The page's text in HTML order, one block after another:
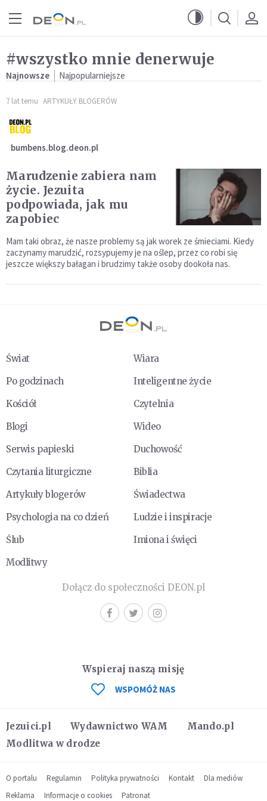
#wszystko mnie denerwuje
Najnowsze Najpopularniejsze
7 lat temu ARTYKUŁY BLOGERÓW
bumbens.blog.deon.pl
Marudzenie zabiera nam
życie. Jezuita
podpowiada, jak mu
zapobiec
Mam taki obraz, że nasze problemy są jak worek ze śmieciami. Kiedy
zaczynamy marudzić, rozsypujemy je na oślep, przez co robi się
jeszcze większy bałagan i brudzimy także osoby dookoła nas.
Świat
Wiara
Po godzinach
Inteligentne życie
Kościół
Czytelnia
Blogi
Wideo
Serwis papieski
Duchowość
Czytania liturgiczne
Biblia
Artykuły blogerów
Świadectwa
Psychologia na co dzień
Ludzie i inspiracje
Ślub
Imiona i święci
Modlitwy
Dołącz do społeczności DEON.pl
Jezuici.pl Wydawnictwo WAM
Mando.pl
Modlitwa w drodze
Wspieraj naszą misję
WSPOMÓŻ NAS
O portalu Regulamin Polityka prywatności Kontakt
Dla mediów
Reklama
Informacje o cookies Patronat